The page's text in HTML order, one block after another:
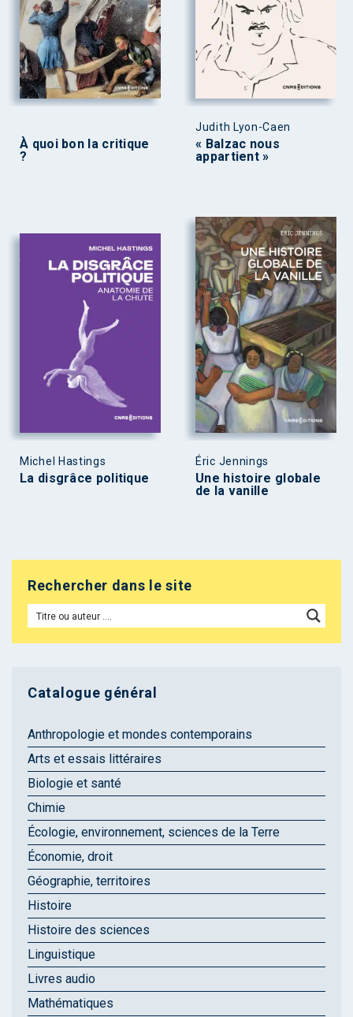
À quoi bon la critique
?
Judith Lyon-Caen
« Balzac nous
appartient »
Michel Hastings
La disgrâce politique
Éric Jennings
Une histoire globale
de la vanille
Rechercher dans le site
Catalogue général
Anthropologie et mondes contemporains
Arts et essais littéraires
Biologie et santé
Chimie
Écologie, environnement, sciences de la Terre
Économie, droit
Géographie, territoires
Histoire
Histoire des sciences
Linguistique
Livres audio
Mathématiques